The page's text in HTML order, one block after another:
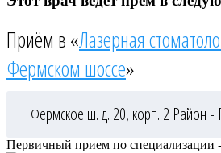
Приём в «Лазерная
Фермском шоссе»
Фермское ш. д. 20, корп. 2 Район -
Первичный прием по специализации -